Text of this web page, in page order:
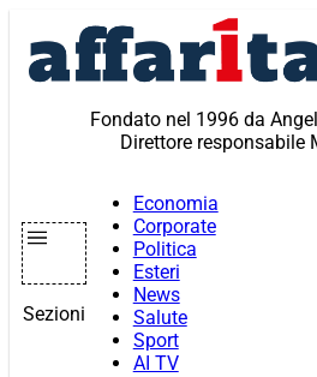
contenuto
Fondato nel 1996 da
Direttore responsabile
Sezioni
Economia
Corporate
Politica
Esteri
News
Salute
Sport
AI TV